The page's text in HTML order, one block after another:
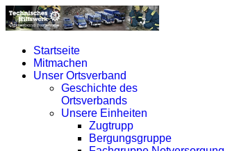
Startseite
Mitmachen
Unser Ortsverband
Geschichte des
Ortsverbands
Unsere Einheiten
Zugtrupp
Bergungsgruppe